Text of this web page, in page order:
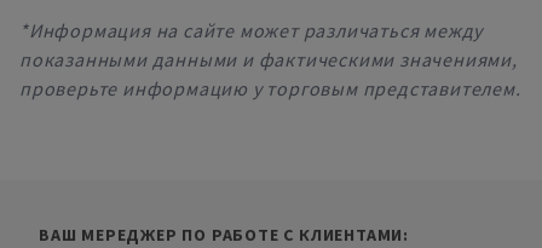
*Информация на сайте может различаться между
показанными данными и фактическими значениями,
проверьте информацию у торговым представителем.
ВАШ МЕРЕДЖЕР ПО РАБОТЕ С КЛИЕНТАМИ: